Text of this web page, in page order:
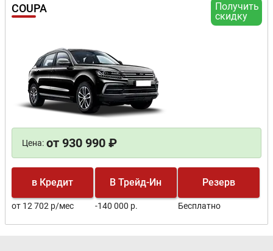
Получить
скидку
COUPA
Цена: от 930 990 ₽
в Кредит
от 12 702 р/мес
В Трейд-Ин
-140 000 р.
Резерв
Бесплатно